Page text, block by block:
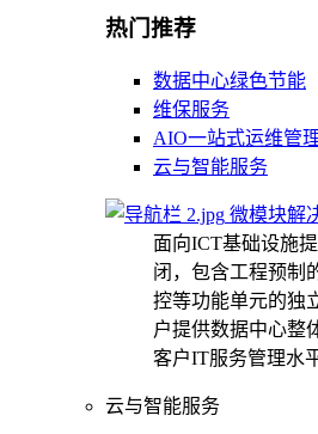
热门推荐
数据中心绿色节能
维保服务
AIO一站式运维管
云与智能服务
微模块解
面向ICT基础设施
闭，包含工程预制
控等功能单元的独
户提供数据中心整
客户IT服务管理水
云与智能服务